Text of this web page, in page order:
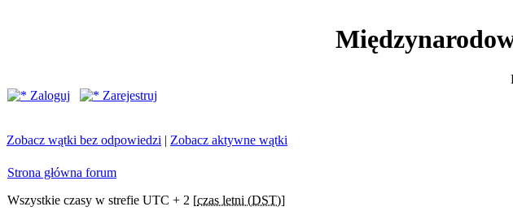
Zaloguj
Zarejestruj
Zobacz wątki bez odpowiedzi | Zobacz aktywne wątki
Strona główna forum
Wszystkie czasy w strefie UTC + 2 [czas letni (DST)]